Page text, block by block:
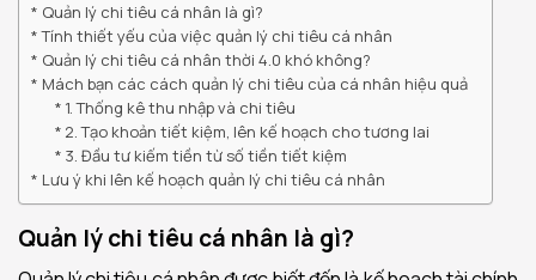
Quản lý chi tiêu cá nhân là gì?
Tính thiết yếu của việc quản lý chi tiêu cá nhân
Quản lý chi tiêu cá nhân thời 4.0 khó không?
Mách bạn các cách quản lý chi tiêu của cá nhân hiệu quả
1. Thống kê thu nhập và chi tiêu
2. Tạo khoản tiết kiệm, lên kế hoạch cho tương lai
3. Đầu tư kiếm tiền từ số tiền tiết kiệm
Lưu ý khi lên kế hoạch quản lý chi tiêu cá nhân
Quản lý chi tiêu cá nhân là gì?